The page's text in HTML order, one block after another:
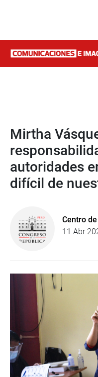
Mirtha
autoridades
difícil de
Centro
11 Abr